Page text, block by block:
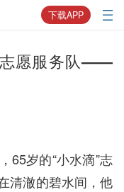
下载APP
志愿服务队——
65岁的“小水滴”志
清澈的碧水间，他